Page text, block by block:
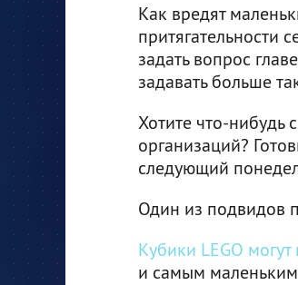
Как вредят
притягательности
задать вопрос
задавать больше
Хотите что-нибудь
организаций?
следующий
Один из подвидов
Кубики LEGO могут
и самым маленьким